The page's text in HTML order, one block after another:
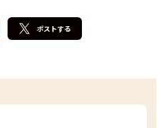
ポストする